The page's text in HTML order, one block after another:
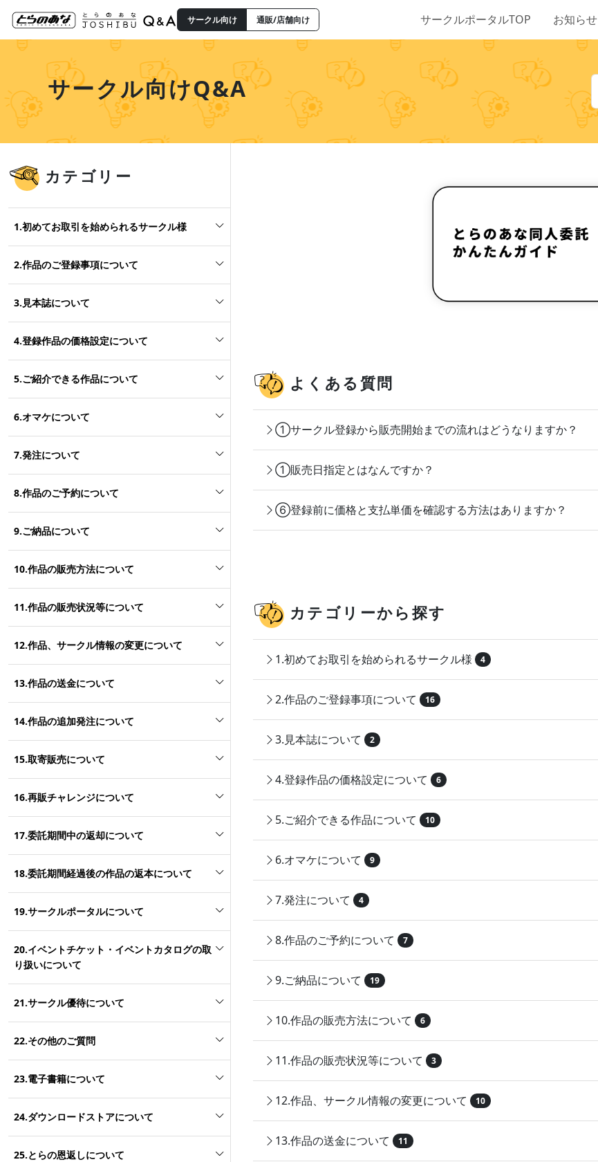
サークル向け 通販/店舗向け サークルポータルTOP お知らせ
サークル向けQ&A
カテゴリー
1.初めてお取引を始められるサークル様
2.作品のご登録事項について
3.見本誌について
4.登録作品の価格設定について
5.ご紹介できる作品について
6.オマケについて
7.発注について
8.作品のご予約について
9.ご納品について
10.作品の販売方法について
11.作品の販売状況等について
12.作品、サークル情報の変更について
13.作品の送金について
14.作品の追加発注について
15.取寄販売について
16.再販チャレンジについて
17.委託期間中の返却について
18.委託期間経過後の作品の返本について
19.サークルポータルについて
20.イベントチケット・イベントカタログの取
り扱いについて
21.サークル優待について
22.その他のご質問
23.電子書籍について
24.ダウンロードストアについて
25.とらの恩返しについて
よくある質問
①サークル登録から販売開始までの流れはどうなりますか？
①販売日指定とはなんですか？
⑥登録前に価格と支払単価を確認する方法はありますか？
カテゴリーから探す
1.初めてお取引を始められるサークル様 4
2.作品のご登録事項について 16
3.見本誌について 2
4.登録作品の価格設定について 6
5.ご紹介できる作品について 10
6.オマケについて 9
7.発注について 4
8.作品のご予約について 7
9.ご納品について 19
10.作品の販売方法について 6
11.作品の販売状況等について 3
12.作品、サークル情報の変更について 10
13.作品の送金について 11